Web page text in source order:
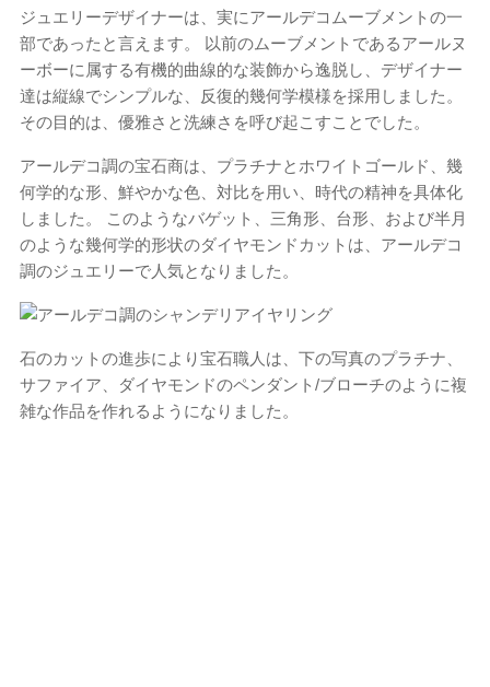
ジュエリーデザイナーは、実にアールデコムーブメントの一
部であったと言えます。 以前のムーブメントであるアールヌ
ーボーに属する有機的曲線的な装飾から逸脱し、デザイナー
達は縦線でシンプルな、反復的幾何学模様を採用しました。
その目的は、優雅さと洗練さを呼び起こすことでした。
アールデコ調の宝石商は、プラチナとホワイトゴールド、幾
何学的な形、鮮やかな色、対比を用い、時代の精神を具体化
しました。 このようなバゲット、三角形、台形、および半月
のような幾何学的形状のダイヤモンドカットは、アールデコ
調のジュエリーで人気となりました。
石のカットの進歩により宝石職人は、下の写真のプラチナ、
サファイア、ダイヤモンドのペンダント/ブローチのように複
雑な作品を作れるようになりました。